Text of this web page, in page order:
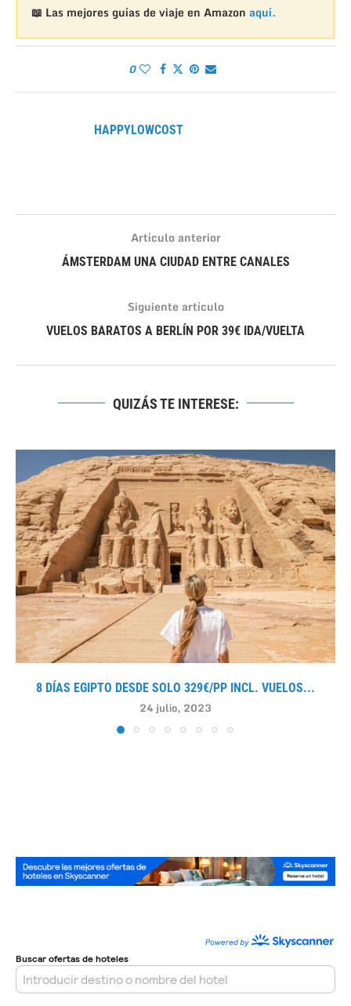
📖 Las mejores guías de viaje en Amazon aquí.
0
HAPPYLOWCOST
Artículo anterior
ÁMSTERDAM UNA CIUDAD ENTRE CANALES
Siguiente artículo
VUELOS BARATOS A BERLÍN POR 39€ IDA/VUELTA
QUIZÁS TE INTERESE:
8 DÍAS EGIPTO DESDE SOLO 329€/PP INCL. VUELOS...
24 julio, 2023